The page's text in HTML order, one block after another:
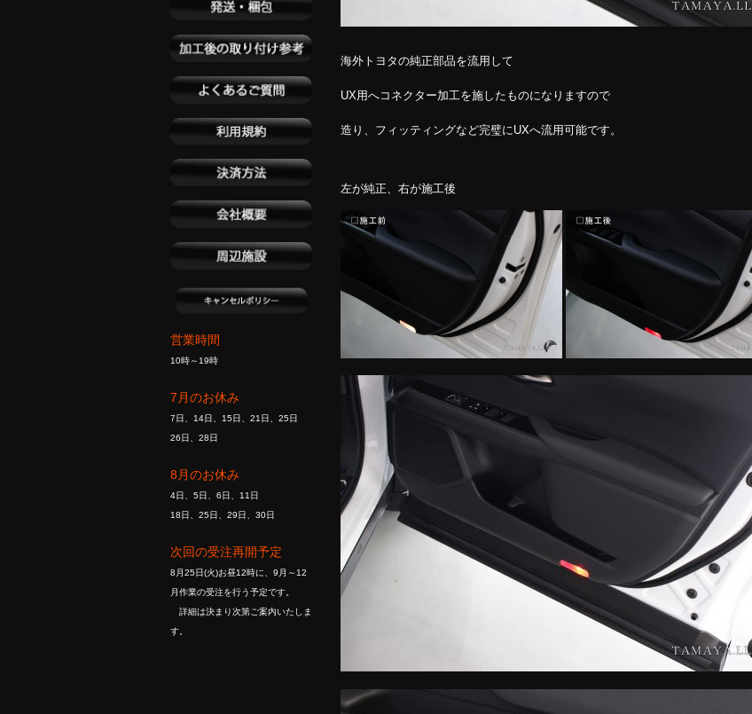
海外トヨタの純正部品を流用して
UX用へコネクター加工を施したものになりますので
造り、フィッティングなど完璧にUXへ流用可能です。
左が純正、右が施工後
営業時間
10時～19時
7月のお休み
7日、14日、15日、21日、25日
26日、28日
8月のお休み
4日、5日、6日、11日
18日、25日、29日、30日
次回の受注再開予定
8月25日(火)お昼12時に、9月～12
月作業の受注を行う予定です。
詳細は決まり次第ご案内いたしま
す。